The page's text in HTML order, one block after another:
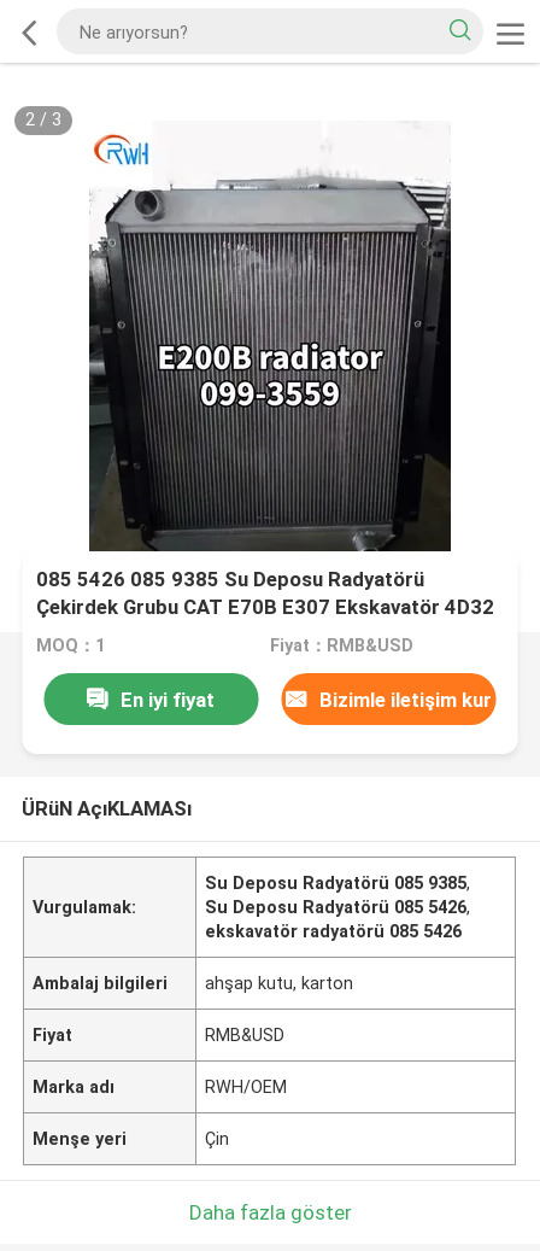
2/ 3
085 5426 085 9385 Su Deposu Radyatörü
Çekirdek Grubu CAT E70B E307 Ekskavatör 4D32
MOQ：1 Fiyat：RMB&USD
En iyi fiyat Bizimle iletişim kur
ÜRüN AçıKLAMASı
Vurgulamak:
Su Deposu Radyatörü 085 9385,
Su Deposu Radyatörü 085 5426,
ekskavatör radyatörü 085 5426
Ambalaj bilgileri ahşap kutu, karton
Fiyat RMB&USD
Marka adı RWH/OEM
Menşe yeri Çin
Daha fazla göster